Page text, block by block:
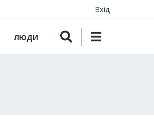
Вхід
ЛЮДИ